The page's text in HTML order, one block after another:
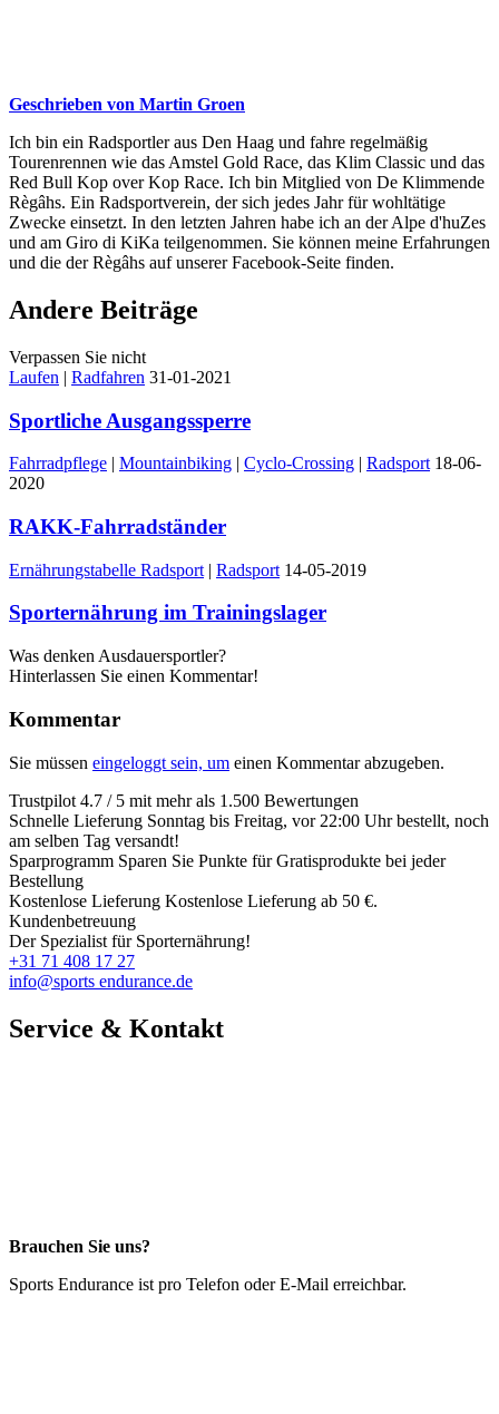
Geschrieben von Martin Groen
Ich bin ein Radsportler aus Den Haag und fahre regelmäßig
Tourenrennen wie das Amstel Gold Race, das Klim Classic und das
Red Bull Kop over Kop Race. Ich bin Mitglied von De Klimmende
Règâhs. Ein Radsportverein, der sich jedes Jahr für wohltätige
Zwecke einsetzt. In den letzten Jahren habe ich an der Alpe d'huZes
und am Giro di KiKa teilgenommen. Sie können meine Erfahrungen
und die der Règâhs auf unserer Facebook-Seite finden.
Andere Beiträge
Verpassen Sie nicht
Laufen | Radfahren 31-01-2021
Sportliche Ausgangssperre
Fahrradpflege | Mountainbiking | Cyclo-Crossing | Radsport 18-06-
2020
RAKK-Fahrradständer
Ernährungstabelle Radsport | Radsport 14-05-2019
Sporternährung im Trainingslager
Was denken Ausdauersportler?
Hinterlassen Sie einen Kommentar!
Kommentar
Sie müssen eingeloggt sein, um einen Kommentar abzugeben.
Trustpilot 4.7 / 5 mit mehr als 1.500 Bewertungen
Schnelle Lieferung Sonntag bis Freitag, vor 22:00 Uhr bestellt, noch
am selben Tag versandt!
Sparprogramm Sparen Sie Punkte für Gratisprodukte bei jeder
Bestellung
Kostenlose Lieferung Kostenlose Lieferung ab 50 €.
Kundenbetreuung
Der Spezialist für Sporternährung!
+31 71 408 17 27
info@sports endurance.de
Service & Kontakt
Brauchen Sie uns?
Sports Endurance ist pro Telefon oder E-Mail erreichbar.